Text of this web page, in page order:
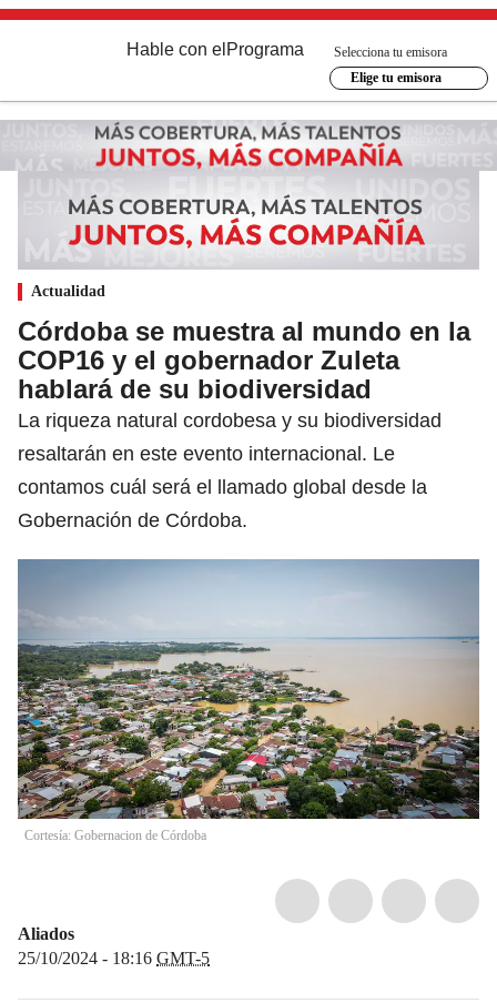
Hable con el Programa
Selecciona tu emisora
Elige tu emisora
Actualidad
Córdoba se muestra al mundo en la
COP16 y el gobernador Zuleta
hablará de su biodiversidad
La riqueza natural cordobesa y su biodiversidad
resaltarán en este evento internacional. Le
contamos cuál será el llamado global desde la
Gobernación de Córdoba.
Cortesía: Gobernacion de Córdoba
Aliados
25/10/2024 - 18:16 GMT-5